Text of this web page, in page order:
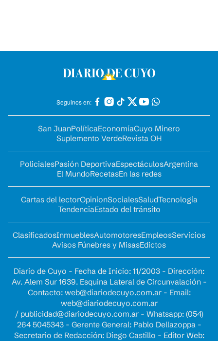
Seguinos en:
San JuanPolíticaEconomíaCuyo Minero
Suplemento VerdeRevista OH
PolicialesPasión DeportivaEspectáculosArgentina
El MundoRecetasEn las redes
Cartas del lectorOpinionSocialesSaludTecnología
TendenciaEstado del tránsito
ClasificadosInmueblesAutomotoresEmpleosServicios
Avisos Fúnebres y MisasEdictos
Diario de Cuyo - Fecha de Inicio: 11/2003 - Dirección:
Av. Alem Sur 1639. Esquina Lateral de Circunvalación -
Contacto: web@diariodecuyo.com.ar- Email:
web@diariodecuyo.com.ar
/ publicidad@diariodecuyo.com.ar- Whatsapp: (054)
264 5045343 - Gerente General: Pablo Dellazoppa -
Secretario de Redacción: Diego Castillo - Editor Web: